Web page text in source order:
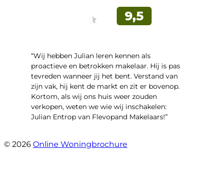
“Wij hebben Julian leren kennen als
proactieve en betrokken makelaar. Hij is pas
tevreden wanneer jij het bent. Verstand van
zijn vak, hij kent de markt en zit er bovenop.
Kortom, als wij ons huis weer zouden
verkopen, weten we wie wij inschakelen:
Julian Entrop van Flevopand Makelaars!”
© 2026 Online Woningbrochure